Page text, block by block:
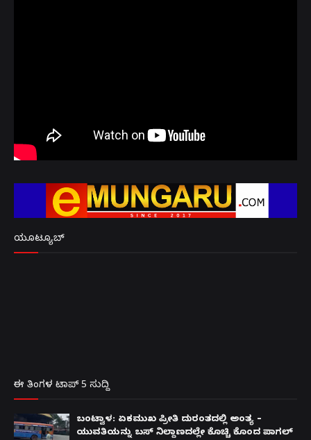
ಯೂಟ್ಯೂಬ್
ಈ ತಿಂಗಳ ಟಾಪ್ 5 ಸುದ್ದಿ
ಬಂಟ್ವಾಳ: ಏಕಮುಖ ಪ್ರೀತಿ ದುರಂತದಲ್ಲಿ ಅಂತ್ಯ –
ಯುವತಿಯನ್ನು ಬಸ್ ನಿಲ್ದಾಣದಲ್ಲೇ ಕೊಚ್ಚಿ ಕೊಂದ ಪಾಗಲ್